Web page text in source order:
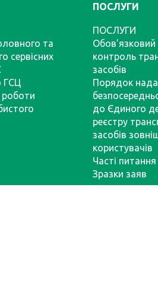
та
сервісних
ГСЦ
ПОСЛУГИ
ПОСЛУГИ
Обов’язковий
контроль
засобів
Порядок
до Єдиного
реєстру
засобів
користувачів
Часті питання
Зразки заяв